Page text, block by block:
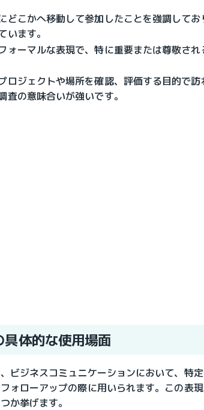
どこかへ移動して参加したことを強調してお
ます。
ォーマルな表現で、特に重要または尊敬され
ロジェクトや場所を確認、評価する目的で訪
の意味合いが強いです。
具体的な使用場面
ビジネスコミュニケーションにおいて、特
ォローアップの際に用いられます。この表
か挙げます。